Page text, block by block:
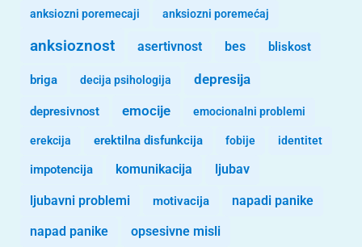
anksiozni poremecaji anksiozni poremećaj
anksioznost asertivnost bes bliskost
briga decija psihologija depresija
depresivnost emocije emocionalni problemi
erekcija erektilna disfunkcija fobije identitet
impotencija komunikacija ljubav
ljubavni problemi motivacija napadi panike
napad panike opsesivne misli